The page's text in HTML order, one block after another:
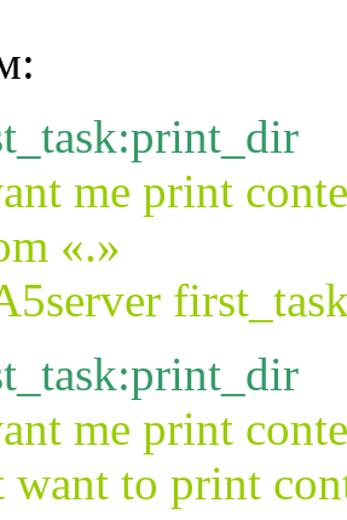
me print
«.»
me print
want to print